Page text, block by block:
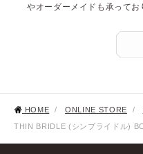
やオーダーメイドも承ってお
HOME / ONLINE STORE /
THIN BRIDLE (シンブライドル)